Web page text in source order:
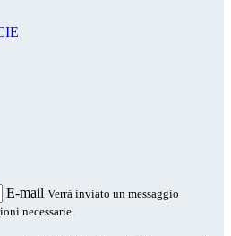
E-mail Verrà inviato un messaggio
necessarie.